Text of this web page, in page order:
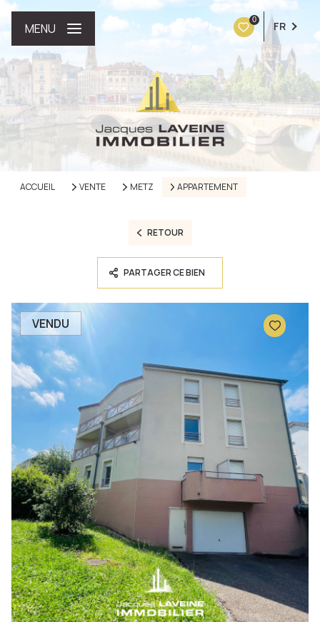
0 FR
MENU
ACCUEIL VENTE METZ APPARTEMENT
RETOUR
PARTAGER CE BIEN
VENDU